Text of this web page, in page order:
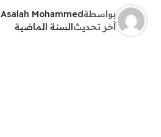
بواسطةAsalah Mohammed
آخر تحديثالسنة الماضية